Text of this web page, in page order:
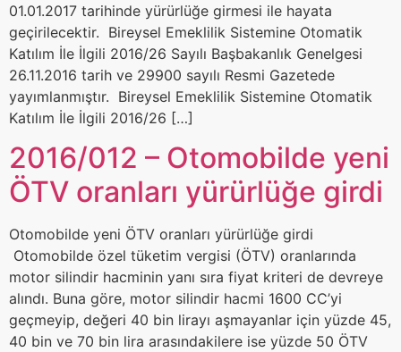
01.01.2017 tarihinde yürürlüğe girmesi ile hayata
geçirilecektir. Bireysel Emeklilik Sistemine Otomatik
Katılım İle İlgili 2016/26 Sayılı Başbakanlık Genelgesi
26.11.2016 tarih ve 29900 sayılı Resmi Gazetede
yayımlanmıştır. Bireysel Emeklilik Sistemine Otomatik
Katılım İle İlgili 2016/26 […]
2016/012 – Otomobilde yeni
ÖTV oranları yürürlüğe girdi
Otomobilde yeni ÖTV oranları yürürlüğe girdi
Otomobilde özel tüketim vergisi (ÖTV) oranlarında
motor silindir hacminin yanı sıra fiyat kriteri de devreye
alındı. Buna göre, motor silindir hacmi 1600 CC’yi
geçmeyip, değeri 40 bin lirayı aşmayanlar için yüzde 45,
40 bin ve 70 bin lira arasındakilere ise yüzde 50 ÖTV